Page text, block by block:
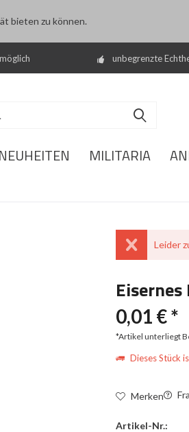
bieten zu können.
unbegrenzte
NEUHEITEN MILITARIA
Leider
Eisernes
0,01 € *
*Artikel unterliegt
Dieses Stück
Merken
Artikel-Nr.: